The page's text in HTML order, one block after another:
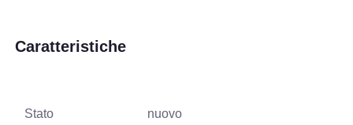
Caratteristiche
Stato nuovo